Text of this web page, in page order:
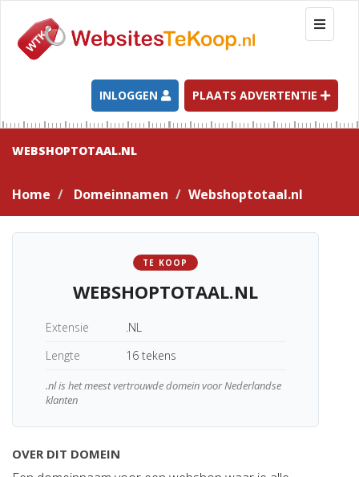
T
o
g
l
e
n
a
t
INLOGGEN PLAATS ADVERTENTIE
WEBSHOPTOTAAL.NL
Home Domeinnamen Webshoptotaal.nl
TE KOOP
WEBSHOPTOTAAL.NL
Extensie
.NL
Lengte
16 tekens
.nl is het meest vertrouwde domein voor Nederlandse
klanten
OVER DIT DOMEIN